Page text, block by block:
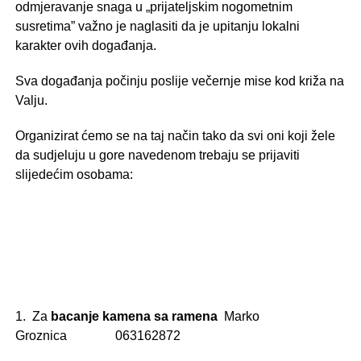
odmjeravanje snaga u „prijateljskim nogometnim
susretima” važno je naglasiti da je upitanju lokalni
karakter ovih događanja.
Sva događanja počinju poslije večernje mise kod križa na
Valju.
Organizirat ćemo se na taj način tako da svi oni koji žele
da sudjeluju u gore navedenom trebaju se prijaviti
slijedećim osobama:
1. Za bacanje kamena sa ramenaMarko
Groznica 063162872